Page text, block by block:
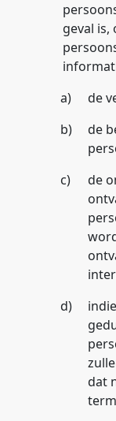
geval is,
a)
de
b)
de
c)
de
d)
dat